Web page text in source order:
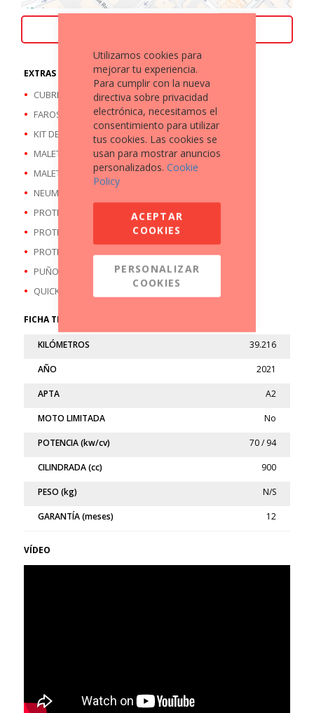
EXTRAS A DESTACAR
CUBRE CÁRTER
FAROS ANTINIEBLA
KIT DE ARRASTRE A ESTRENAR
MALETA TRASERA
MALETAS LATERALES
NEUMATICO TRAS/ A ESTRENAR
PROTECTOR BARRAS MOTOR
PROTECTOR CUBREMANOS
PROTECTOR DE DEPÓSITO
PUÑOS CALEFACTABLES
QUICKSHIFTER
FICHA TÉCNICA
KILÓMETROS 39.216
AÑO 2021
APTA A2
MOTO LIMITADA No
POTENCIA (kw/cv) 70 / 94
CILINDRADA (cc) 900
PESO (kg) N/S
GARANTÍA (meses) 12
VÍDEO
Utilizamos cookies para
mejorar tu experiencia.
Para cumplir con la nueva
directiva sobre privacidad
electrónica, necesitamos el
consentimiento para utilizar
tus cookies. Las cookies se
usan para mostrar anuncios
personalizados. Cookie
Policy
ACEPTAR
COOKIES
PERSONALIZAR
COOKIES